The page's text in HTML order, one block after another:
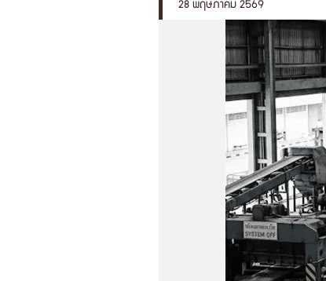
28 พฤษภาคม 2569